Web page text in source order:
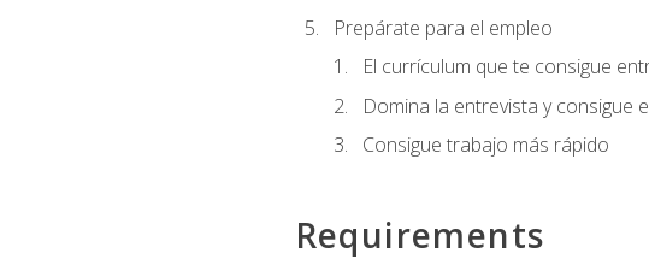
Prepárate para el empleo
El currículum que te consigue
Domina la entrevista y consigue
Consigue trabajo más rápido
Requirements